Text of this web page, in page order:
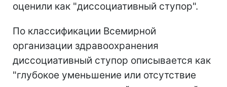
оценили как "диссоциативный ступор".
По классификации Всемирной
организации здравоохранения
диссоциативный ступор описывается как
"глубокое уменьшение или отсутствие